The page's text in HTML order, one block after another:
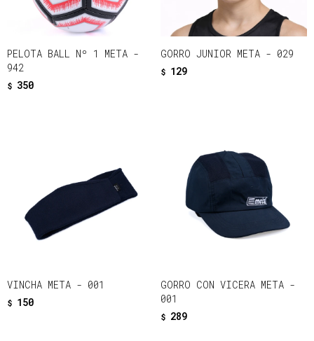
PELOTA BALL Nº 1 META -
942
$ 350
GORRO JUNIOR META - 029
$ 129
VINCHA META - 001
$ 150
GORRO CON VICERA META -
001
$ 289